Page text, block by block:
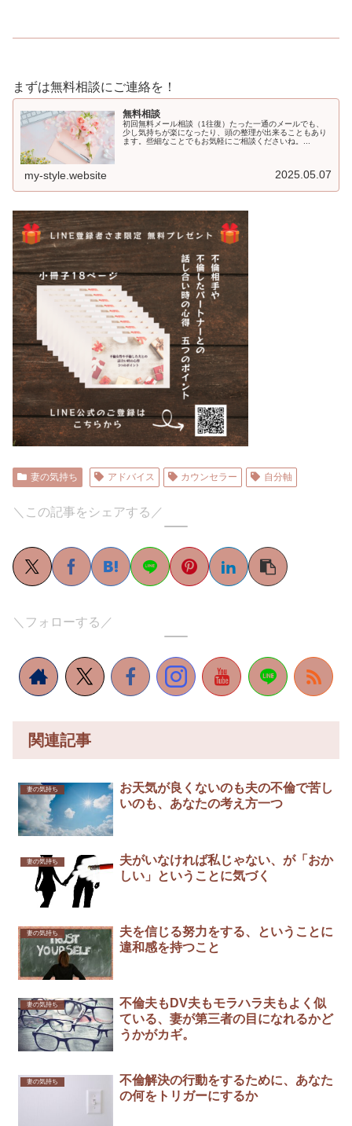
まずは無料相談にご連絡を！
無料相談
初回無料メール相談（1往復）たった一通のメールでも、
少し気持ちが楽になったり、頭の整理が出来ることもあり
ます。些細なことでもお気軽にご相談くださいね。...
my-style.website 2025.05.07
妻の気持ち アドバイス カウンセラー 自分軸
＼この記事をシェアする／
＼フォローする／
関連記事
妻の気持ち
お天気が良くないのも夫の不倫で苦し
いのも、あなたの考え方一つ
妻の気持ち
夫がいなければ私じゃない、が「おか
しい」ということに気づく
妻の気持ち
夫を信じる努力をする、ということに
違和感を持つこと
妻の気持ち
不倫夫もDV夫もモラハラ夫もよく似
ている、妻が第三者の目になれるかど
うかがカギ。
妻の気持ち
不倫解決の行動をするために、あなた
の何をトリガーにするか